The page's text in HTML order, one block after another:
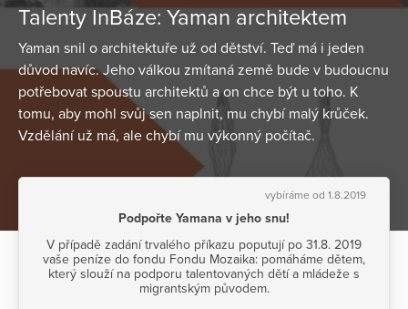
Talenty InBáze: Yaman architektem
Yaman snil o architektuře už od dětství. Teď má i jeden
důvod navíc. Jeho válkou zmítaná země bude v budoucnu
potřebovat spoustu architektů a on chce být u toho. K
tomu, aby mohl svůj sen naplnit, mu chybí malý krůček.
Vzdělání už má, ale chybí mu výkonný počítač.
vybíráme od 1.8.2019
Podpořte Yamana v jeho snu!
V případě zadání trvalého příkazu poputují po 31.8. 2019
vaše peníze do fondu Fondu Mozaika: pomáháme dětem,
který slouží na podporu talentovaných dětí a mládeže s
migrantským původem.